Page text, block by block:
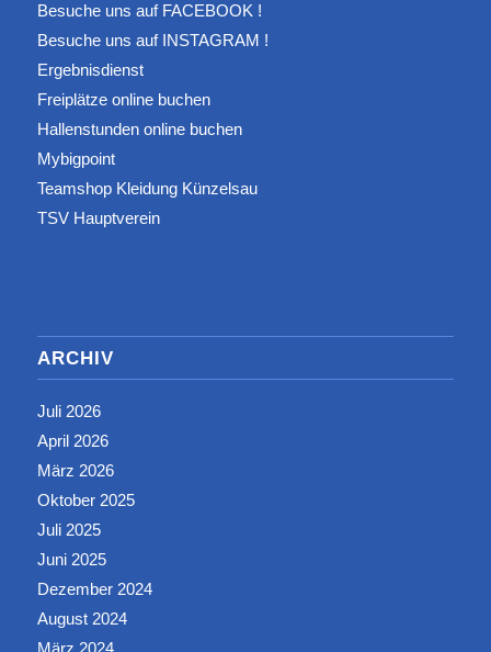
Besuche uns auf FACEBOOK !
Besuche uns auf INSTAGRAM !
Ergebnisdienst
Freiplätze online buchen
Hallenstunden online buchen
Mybigpoint
Teamshop Kleidung Künzelsau
TSV Hauptverein
ARCHIV
Juli 2026
April 2026
März 2026
Oktober 2025
Juli 2025
Juni 2025
Dezember 2024
August 2024